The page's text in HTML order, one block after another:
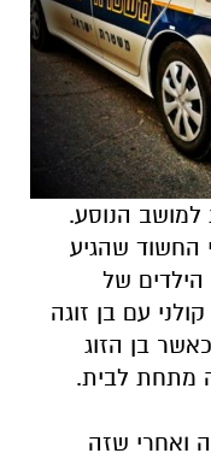
למושב הנוסע.
החשוד שהגיע
של
עם בן זוגה
בן הזוג
מתחת לבית.
ואחרי שזה